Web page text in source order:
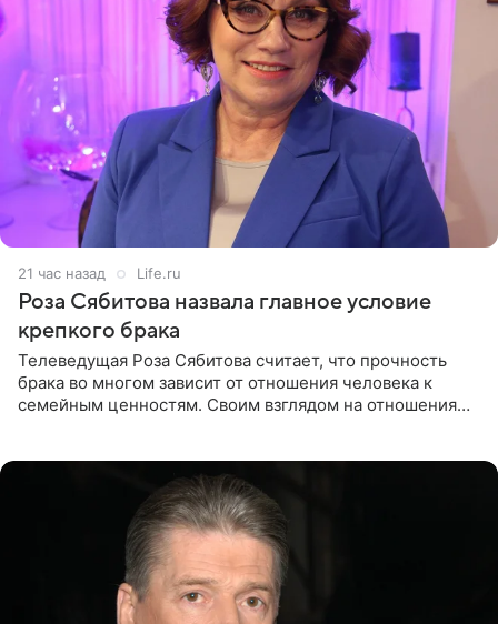
21 час назад Life.ru
Роза Сябитова назвала главное условие
крепкого брака
Телеведущая Роза Сябитова считает, что прочность
брака во многом зависит от отношения человека к
семейным ценностям. Своим взглядом на отношения